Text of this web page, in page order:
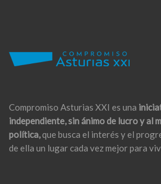
Compromiso Asturias XXI es una
independiente, sin ánimo de lucro y al
política,que busca el interés y el
de ella un lugar cada vez mejor para